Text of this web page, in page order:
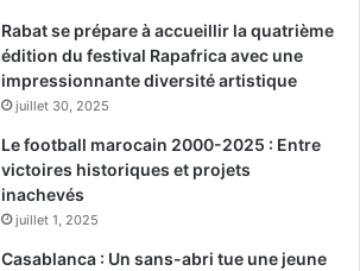
Rabat se prépare à accueillir la quatrième
édition du festival Rapafrica avec une
impressionnante diversité artistique
juillet 30, 2025
Le football marocain 2000-2025 : Entre
victoires historiques et projets
inachevés
juillet 1, 2025
Casablanca : Un sans-abri tue une jeune